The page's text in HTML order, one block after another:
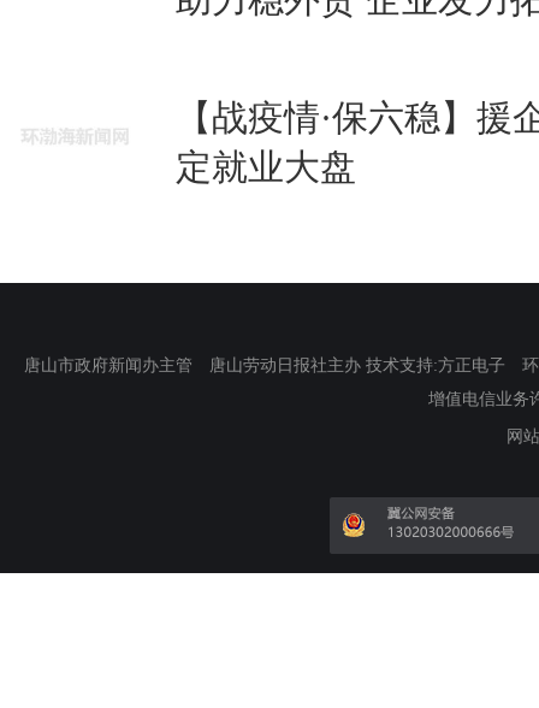
【战疫情·保六稳】
定就业大盘
唐山市政府新闻办主管 唐山劳动日报社主办 技术支持:方正电子
增值电信业务
网